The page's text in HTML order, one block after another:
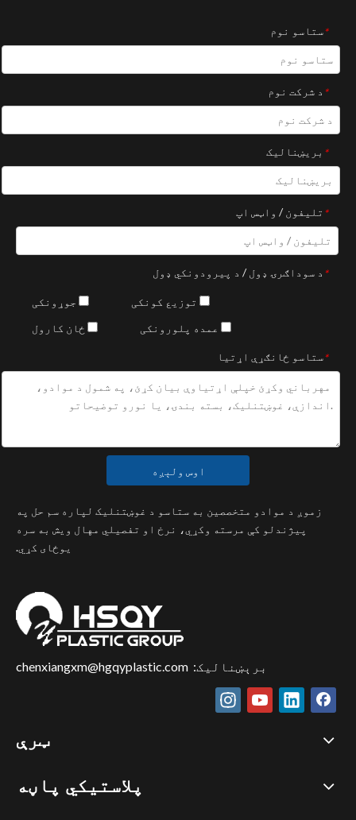
*ستاسو نوم
* د شرکت نوم
* بریښنا‌لیک
* تلیفون / واټس اپ
* د سوداګرۍ ډول / د پیرودونکي ډول
توزیع کونکی
جوړونکی
عمده پلورونکی
ځان کارول
*ستاسو ځانګړې اړتیا
اوس ولېږه
زموږ د موادو متخصصین به ستاسو د غوښتنلیک لپاره سم حل په
پیژندلو کې مرسته وکړي، نرخ او تفصيلي مهال ویش به سره
یوځای کړي.
برېښنالیک: chenxiangxm@hgqyplastic.com
ټرې
پلاستيکي پاڼه